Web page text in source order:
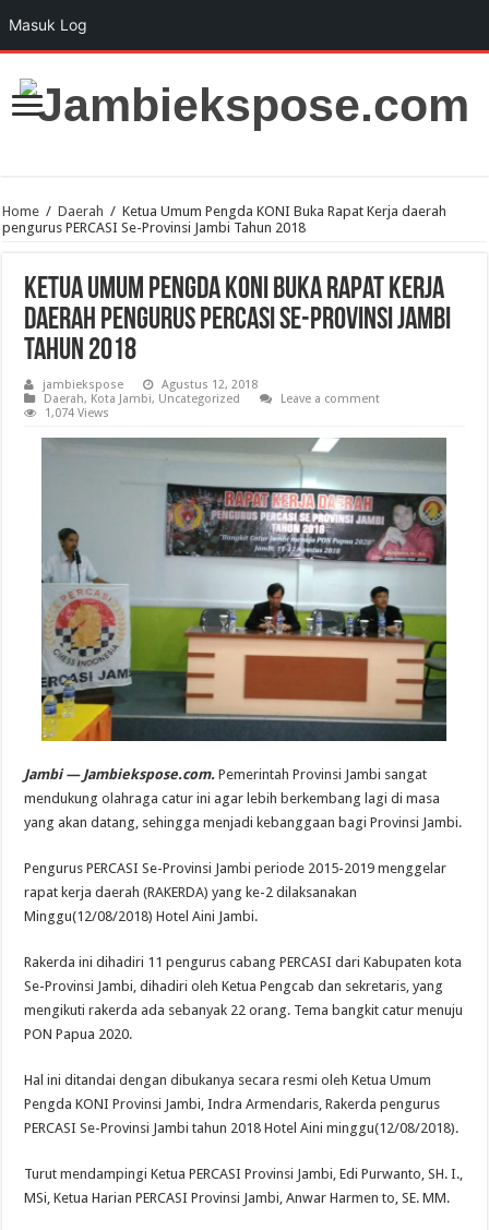
Home / Daerah / Ketua Umum Pengda KONI Buka Rapat Kerja daerah
pengurus PERCASI Se-Provinsi Jambi Tahun 2018
Ketua Umum Pengda KONI Buka Rapat Kerja
daerah pengurus PERCASI Se-Provinsi Jambi
Tahun 2018
jambiekspose
Agustus 12, 2018
Daerah, Kota Jambi, Uncategorized
Leave a comment
1,074 Views
Jambi — Jambiekspose.com. Pemerintah Provinsi Jambi sangat
mendukung olahraga catur ini agar lebih berkembang lagi di masa
yang akan datang, sehingga menjadi kebanggaan bagi Provinsi Jambi.
Pengurus PERCASI Se-Provinsi Jambi periode 2015-2019 menggelar
rapat kerja daerah (RAKERDA) yang ke-2 dilaksanakan
Minggu(12/08/2018) Hotel Aini Jambi.
Rakerda ini dihadiri 11 pengurus cabang PERCASI dari Kabupaten kota
Se-Provinsi Jambi, dihadiri oleh Ketua Pengcab dan sekretaris, yang
mengikuti rakerda ada sebanyak 22 orang. Tema bangkit catur menuju
PON Papua 2020.
Hal ini ditandai dengan dibukanya secara resmi oleh Ketua Umum
Pengda KONI Provinsi Jambi, Indra Armendaris, Rakerda pengurus
PERCASI Se-Provinsi Jambi tahun 2018 Hotel Aini minggu(12/08/2018).
Turut mendampingi Ketua PERCASI Provinsi Jambi, Edi Purwanto, SH. I.,
MSi, Ketua Harian PERCASI Provinsi Jambi, Anwar Harmen to, SE. MM.
Masuk Log